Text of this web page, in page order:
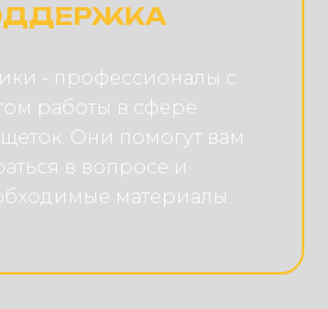
- профессионалы с
работы в сфере
Они помогут вам
в вопросе и
материалы.